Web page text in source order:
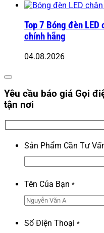
Top 7 Bóng đèn
chính hãng
04.08.2026
Yêu cầu báo giá Gọi
tận nơi
Sản Phẩm Cần Tư
Tên Của Bạn *
Số Điện Thoại *